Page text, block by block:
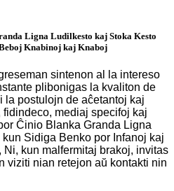
Ligna Ludilkesto kaj Stoka Kesto
Knabinoj kaj Knaboj
sintenon al la intereso
plibonigas la kvaliton de
la postulojn de aĉetantoj kaj
mediaj specifoj kaj
Ĉinio Blanka Granda Ligna
Sidiga Benko por Infanoj kaj
kun malfermitaj brakoj, invitas
viziti nian retejon aŭ kontakti nin